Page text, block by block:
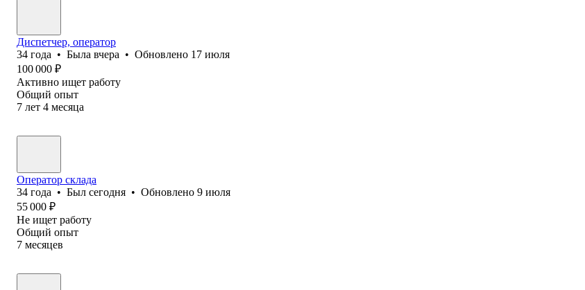
Диспетчер, оператор
34 года • Была вчера • Обновлено 17 июля
100 000 ₽
Активно ищет работу
Общий опыт
7 лет 4 месяца
Оператор склада
34 года • Был сегодня • Обновлено 9 июля
55 000 ₽
Не ищет работу
Общий опыт
7 месяцев